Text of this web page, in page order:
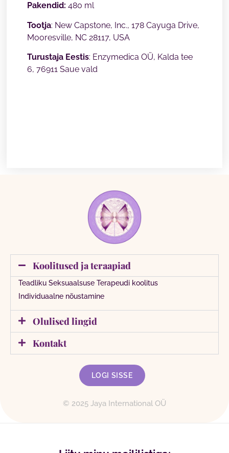
Pakendid: 480 ml
Tootja: New Capstone, Inc., 178 Cayuga Drive,
Mooresville, NC 28117, USA
Turustaja Eestis: Enzymedica OÜ, Kalda tee
6, 76911 Saue vald
Koolitused ja teraapiad
Teadliku Seksuaalsuse Terapeudi koolitus
Individuaalne nõustamine
Olulised lingid
Kontakt
LOGI SISSE
© 2025 Jaya International OÜ